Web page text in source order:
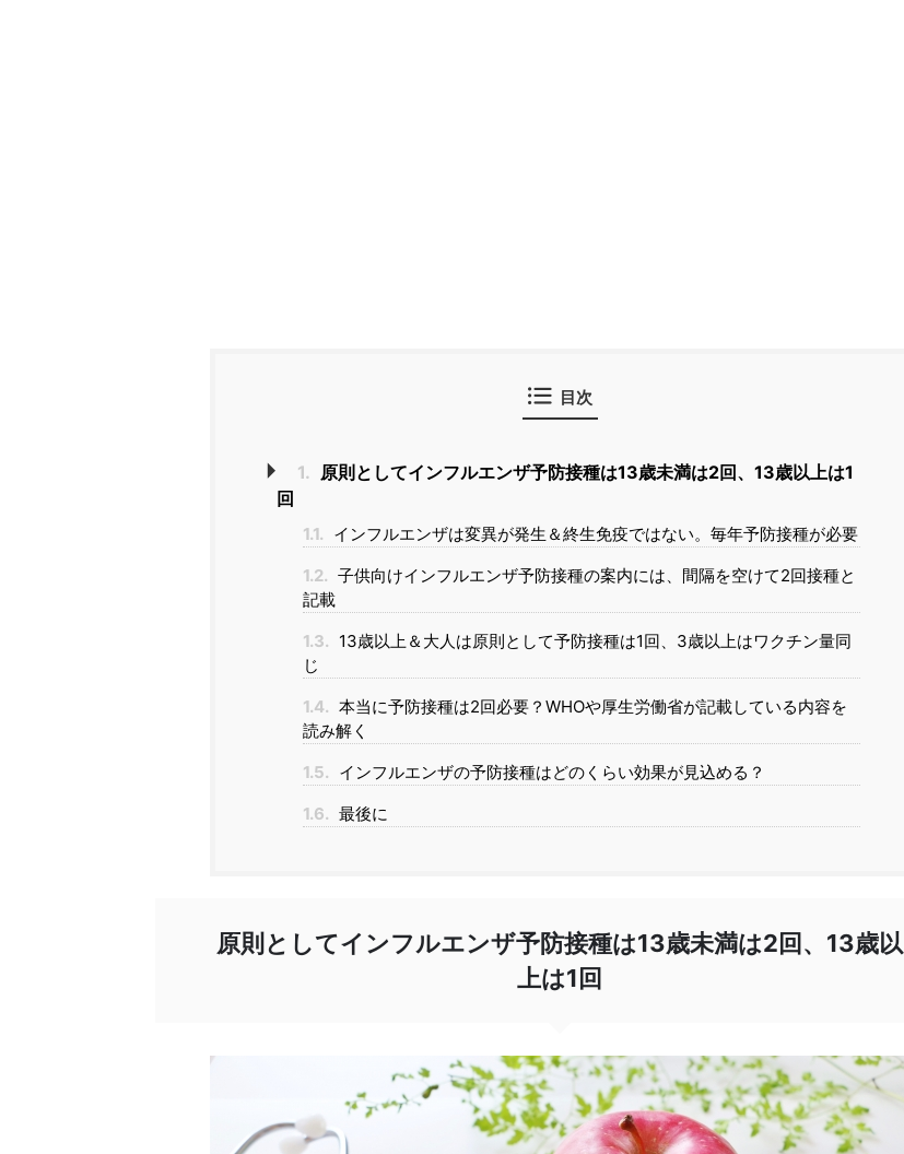
目次
1. 原則としてインフルエンザ予防接種は13歳未満は2回、13歳以上は1
回
1.1. インフルエンザは変異が発生＆終生免疫ではない。毎年予防接種が必要
1.2. 子供向けインフルエンザ予防接種の案内には、間隔を空けて2回接種と
記載
1.3. 13歳以上＆大人は原則として予防接種は1回、3歳以上はワクチン量同
じ
1.4. 本当に予防接種は2回必要？WHOや厚生労働省が記載している内容を
読み解く
1.5. インフルエンザの予防接種はどのくらい効果が見込める？
1.6. 最後に
原則としてインフルエンザ予防接種は13歳未満は2回、13歳以
上は1回